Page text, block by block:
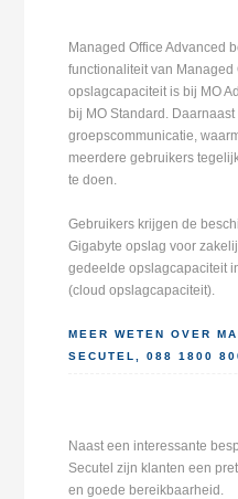
Managed Office Advanced
functionaliteit van Managed
opslagcapaciteit is bij MO
bij MO Standard.
groepscommunicatie,
meerdere gebruikers
te doen.
Gebruikers krijgen de
Gigabyte opslag voor
gedeelde opslagcapaciteit
(cloud opslagcapaciteit).
MEER WETEN OVER
SECUTEL, 088 1800
Naast een interessante
Secutel zijn klanten een
en goede bereikbaarheid.